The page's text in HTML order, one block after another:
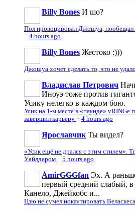
Billy Bones И шо?
Пол провоцировал Джошуа, пообещал
· 4 hours ago
Billy Bones Жестоко :)))
Джошуа хочет сделать то, что не
Владислав Петрович
Иноуэ тоже против
Усику нелегко в каждом бою.
Усик на 1-м месте в «паунде» vRINGe
завершил карьеру · 4 hours ago
Ярославчик Ты видел?
«Усик ещё не дрался с этим стилем».
Уайлдером · 5 hours ago
ÀmirGGGfan Эх. А
первый средний слабый,
Канело, Джейкобс и...
Цзю не сумел нокаутировать Веласкеса